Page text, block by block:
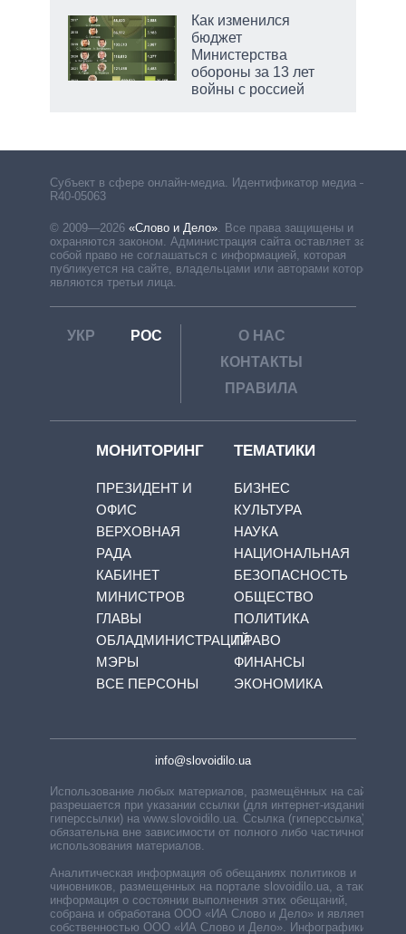
Как изменился
бюджет
Министерства
обороны за 13 лет
войны с россией
Субъект в сфере онлайн-медиа. Идентификатор медиа –
R40-05063
© 2009—2026 «Слово и Дело» Все права защищены и
охраняются законом. Администрация сайта оставляет за
собой право не соглашаться с информацией, которая
публикуется на сайте, владельцами или авторами которой
являются третьи лица.
УКР РОС
О НАС
КОНТАКТЫ
ПРАВИЛА
МОНИТОРИНГ
ПРЕЗИДЕНТ И
ОФИС
ВЕРХОВНАЯ
РАДА
КАБИНЕТ
МИНИСТРОВ
ГЛАВЫ
ОБЛАДМИНИСТРАЦИЙ
МЭРЫ
ВСЕ ПЕРСОНЫ
ТЕМАТИКИ
БИЗНЕС
КУЛЬТУРА
НАУКА
НАЦИОНАЛЬНАЯ
БЕЗОПАСНОСТЬ
ОБЩЕСТВО
ПОЛИТИКА
ПРАВО
ФИНАНСЫ
ЭКОНОМИКА
info@slovoidilo.ua
Использование любых материалов, размещённых на сайте,
разрешается при указании ссылки (для интернет-изданий —
гиперссылки) на www.slovoidilo.ua. Ссылка (гиперссылка)
обязательна вне зависимости от полного либо частичного
использования материалов.
Аналитическая информация об обещаниях политиков и
чиновников, размещенных на портале slovoidilo.ua, а также
информация о состоянии выполнения этих обещаний,
собрана и обработана ООО «ИА Слово и Дело» и является
собственностью ООО «ИА Слово и Дело». Инфографики,